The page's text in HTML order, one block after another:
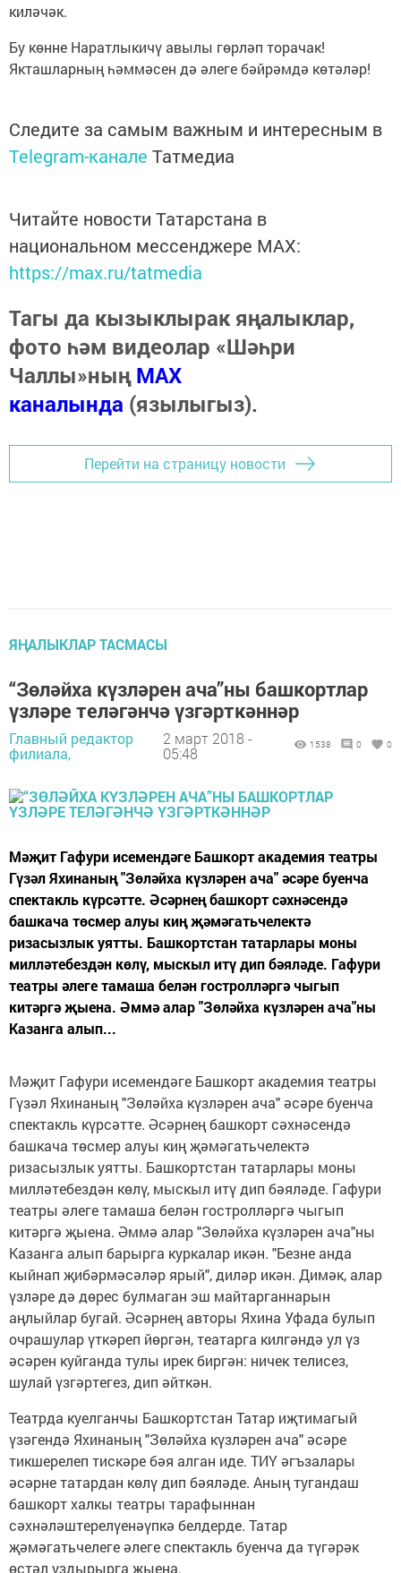
киләчәк.
Бу көнне Наратлыкичү авылы гөрләп торачак!
Якташларның һәммәсен дә әлеге бәйрәмдә көтәләр!
Следите за самым важным и интересным в
Telegram-канале Татмедиа
Читайте новости Татарстана в
национальном мессенджере MАХ:
https://max.ru/tatmedia
Тагы да кызыклырак яңалыклар,
фото һәм видеолар «Шәһри
Чаллы»ныңMAX
каналында (язылыгыз).
Перейти на страницу новости
ЯҢАЛЫКЛАР ТАСМАСЫ
“Зөләйха күзләрен ача”ны башкортлар
үзләре теләгәнчә үзгәрткәннәр
Главный редактор
филиала,
2 март 2018 -
05:48
1538 0 0
Мәҗит Гафури исемендәге Башкорт академия театры
Гүзәл Яхинаның "Зөләйха күзләрен ача" әсәре буенча
спектакль күрсәтте. Әсәрнең башкорт сәхнәсендә
башкача төсмер алуы киң җәмәгатьчелектә
ризасызлык уятты. Башкортстан татарлары моны
милләтебездән көлү, мыскыл итү дип бәяләде. Гафури
театры әлеге тамаша белән гостролләргә чыгып
китәргә җыена. Әммә алар "Зөләйха күзләрен ача"ны
Казанга алып...
Мәҗит Гафури исемендәге Башкорт академия театры
Гүзәл Яхинаның "Зөләйха күзләрен ача" әсәре буенча
спектакль күрсәтте. Әсәрнең башкорт сәхнәсендә
башкача төсмер алуы киң җәмәгатьчелектә
ризасызлык уятты. Башкортстан татарлары моны
милләтебездән көлү, мыскыл итү дип бәяләде. Гафури
театры әлеге тамаша белән гостролләргә чыгып
китәргә җыена. Әммә алар "Зөләйха күзләрен ача"ны
Казанга алып барырга куркалар икән. "Безне анда
кыйнап җибәрмәсәләр ярый", диләр икән. Димәк, алар
үзләре дә дөрес булмаган эш майтарганнарын
аңлыйлар бугай. Әсәрнең авторы Яхина Уфада булып
очрашулар үткәреп йөргән, театарга килгәндә ул үз
әсәрен куйганда тулы ирек биргән: ничек телисез,
шулай үзгәртегез, дип әйткән.
Театрда куелганчы Башкортстан Татар иҗтимагый
үзәгендә Яхинаның "Зөләйха күзләрен ача" әсәре
тикшерелеп тискәре бәя алган иде. ТИҮ әгъзалары
әсәрне татардан көлү дип бәяләде. Аның тугандаш
башкорт халкы театры тарафыннан
сәхнәләштерелүенәүпкә белдерде. Татар
җәмәгатьчелеге әлеге спектакль буенча да түгәрәк
өстәл уздырырга җыена.